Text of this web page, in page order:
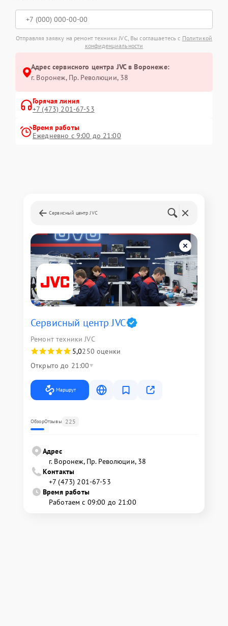
Отправляя заявку на ремонт техники JVC, Вы соглашаетесь с Политикой
конфиденциальности
Адрес сервисного центра JVC в Воронеже:
г. Воронеж, Пр. Революции, 38
Горячая линия
+7 (473) 201-67-53
Время работы
Ежедневно с 9:00 до 21:00
Сервисный центр JVC
Сервисный центр JVC
Ремонт техники JVC
5,0250 оценки
Открыто до 21:00
Маршрут
ОбзорОтзывы 225
Адрес
г. Воронеж, Пр. Революции, 38
Контакты
+7 (473) 201-67-53
Время работы
Работаем с 09:00 до 21:00